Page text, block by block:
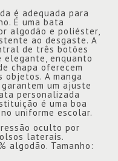
é adequada para
É uma bata
algodão e poliéster,
ao desgaste. A
de três botões
elegante, enquanto
chapa oferecem
objetos. A manga
um ajuste
personalizada
é uma boa
uniforme escolar.
oculto por
laterais.
algodão. Tamanho: